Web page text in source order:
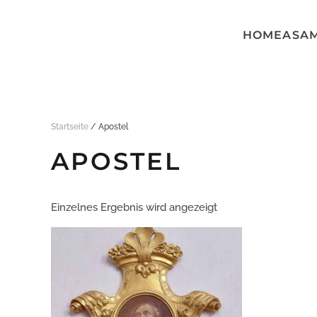
HOME
Startseite / Apostel
APOSTEL
Einzelnes Ergebnis wird angezeigt